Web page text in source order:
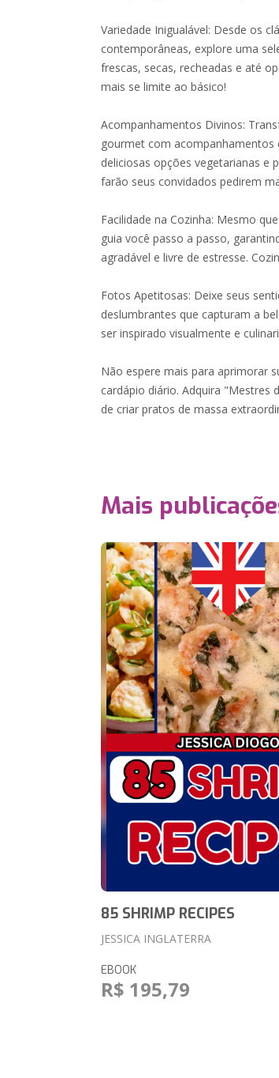
Variedade Inigualável: Desde os
contemporâneas, explore uma
frescas, secas, recheadas e até
mais se limite ao básico!
Acompanhamentos Divinos:
gourmet com acompanhamentos
deliciosas opções vegetarianas e
farão seus convidados pedirem
Facilidade na Cozinha: Mesmo
guia você passo a passo,
agradável e livre de estresse.
Fotos Apetitosas: Deixe seus
deslumbrantes que capturam a
ser inspirado visualmente e
Não espere mais para aprimorar
cardápio diário. Adquira "Mestres
de criar pratos de massa
Mais
85 SHRIMP RECIPES
JESSICA INGLATERRA
EBOOK
R$ 195,79